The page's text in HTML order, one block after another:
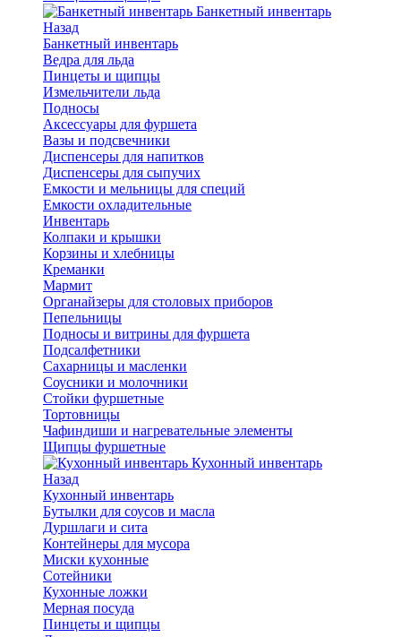
Банкетный инвентарь
Назад
Банкетный инвентарь
Ведра для льда
Пинцеты и щипцы
Измельчители льда
Подносы
Аксессуары для фуршета
Вазы и подсвечники
Диспенсеры для напитков
Диспенсеры для сыпучих
Емкости и мельницы для специй
Емкости охладительные
Инвентарь
Колпаки и крышки
Корзины и хлебницы
Креманки
Мармит
Органайзеры для столовых приборов
Пепельницы
Подносы и витрины для фуршета
Подсалфетники
Сахарницы и масленки
Соусники и молочники
Стойки фуршетные
Тортовницы
Чафиндиши и нагревательные элементы
Щипцы фуршетные
Кухонный инвентарь
Назад
Кухонный инвентарь
Бутылки для соусов и масла
Дуршлаги и сита
Контейнеры для мусора
Миски кухонные
Сотейники
Кухонные ложки
Мерная посуда
Пинцеты и щипцы